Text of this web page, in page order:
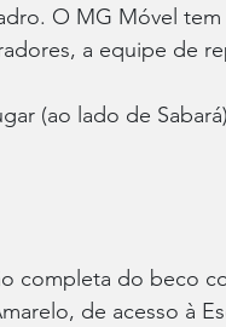
O MG Móvel
a equipe de
(ao lado de
completa do beco
de acesso à